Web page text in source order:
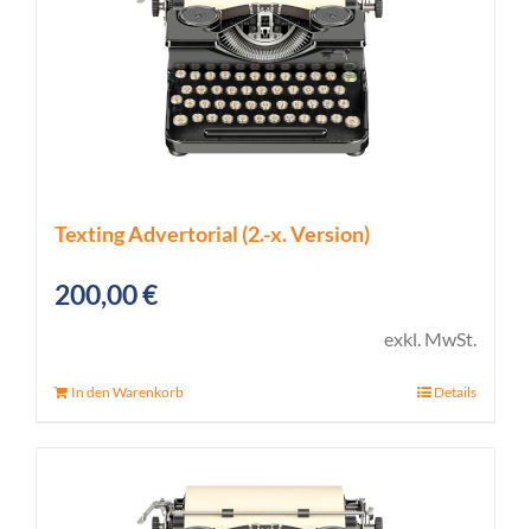
Texting Advertorial (2.-x. Version)
200,00€
exkl. MwSt.
In den Warenkorb Details